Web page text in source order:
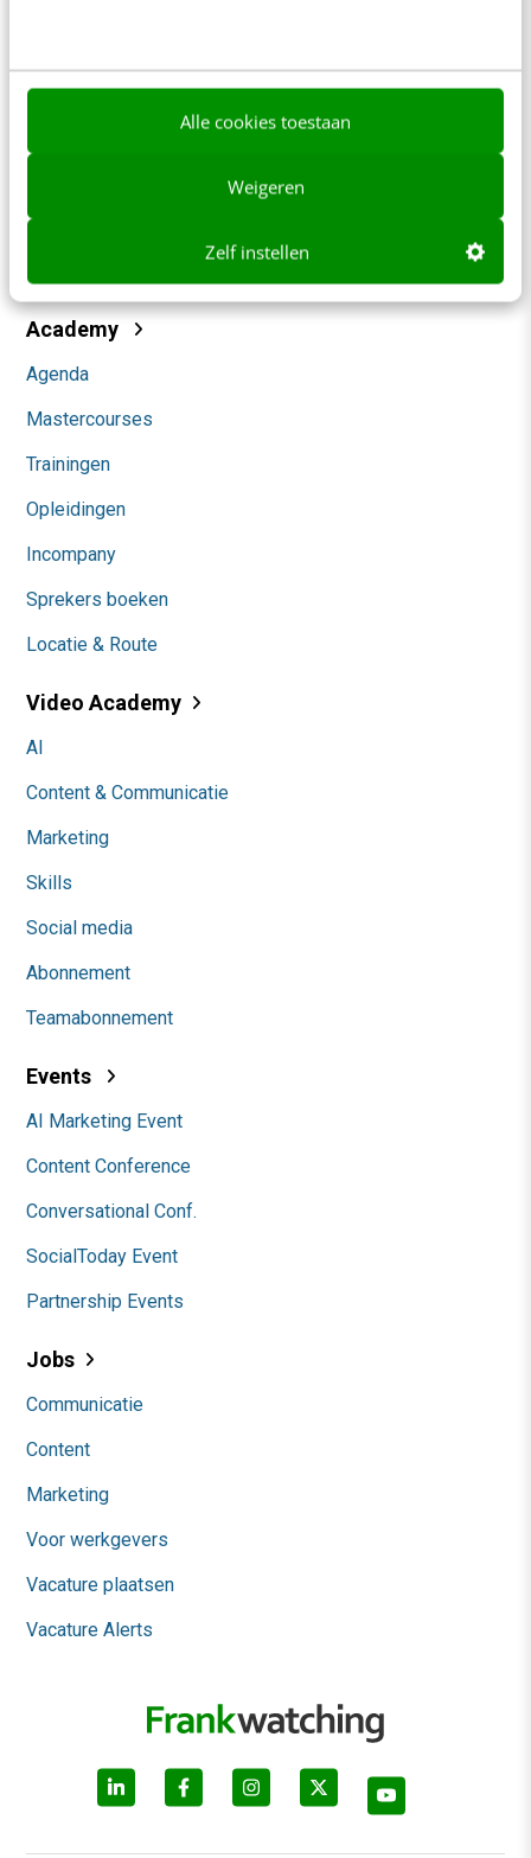
Alle cookies toestaan
Weigeren
Zelf instellen
Klantcontact & CX
Themanieuwsbrieven
Academy
Agenda
Mastercourses
Trainingen
Opleidingen
Incompany
Sprekers boeken
Locatie & Route
Video Academy
AI
Content & Communicatie
Marketing
Skills
Social media
Abonnement
Teamabonnement
Events
AI Marketing Event
Content Conference
Conversational Conf.
SocialToday Event
Partnership Events
Jobs
Communicatie
Content
Marketing
Voor werkgevers
Vacature plaatsen
Vacature Alerts